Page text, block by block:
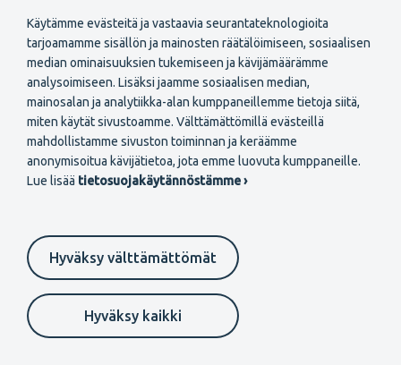
Käytämme evästeitä ja vastaavia seurantateknologioita
tarjoamamme sisällön ja mainosten räätälöimiseen, sosiaalisen
median ominaisuuksien tukemiseen ja kävijämäärämme
analysoimiseen. Lisäksi jaamme sosiaalisen median,
mainosalan ja analytiikka-alan kumppaneillemme tietoja siitä,
miten käytät sivustoamme. Välttämättömillä evästeillä
mahdollistamme sivuston toiminnan ja keräämme
anonymisoitua kävijätietoa, jota emme luovuta kumppaneille.
Lue lisää tietosuojakäytännöstämme ›
Hyväksy välttämättömät
Hyväksy kaikki
Ratavartijankatu 2
00520 Helsinki
(09) 229 121
Seuraa meitä
Footer
primary
menu
Palvelut
Oppaat ja asiakirjamallit